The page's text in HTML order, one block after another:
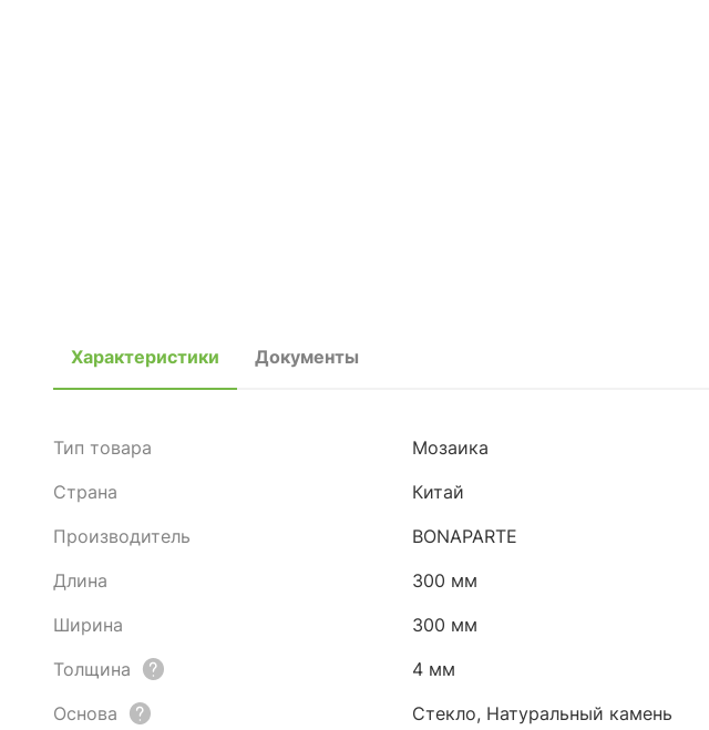
Характеристики Документы
Тип товара
Мозаика
Страна
Китай
Производитель
BONAPARTE
Длина
300 мм
Ширина
300 мм
Толщина
4 мм
Основа
Стекло, Натуральный камень